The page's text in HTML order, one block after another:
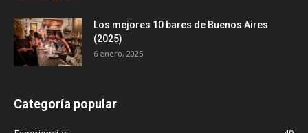
Los mejores 10 bares de Buenos Aires
(2025)
6 enero, 2025
Categoría popular